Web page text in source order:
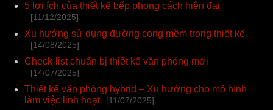
5 lợi ích của thiết kế bếp phong cách hiện đại
[11/12/2025]
Xu hướng sử dụng đường cong mềm trong thiết kế
[14/08/2025]
Check-list chuẩn bị thiết kế văn phòng mới
[14/07/2025]
Thiết kế văn phòng hybrid – Xu hướng cho mô hình
làm việc linh hoạt
[11/07/2025]